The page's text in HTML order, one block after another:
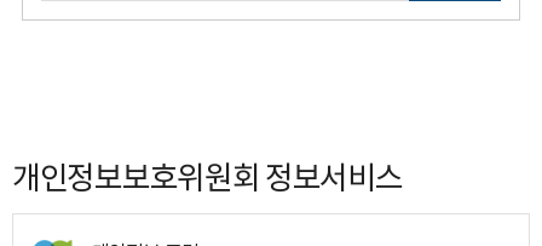
개인정보보호위원회 정보서비스